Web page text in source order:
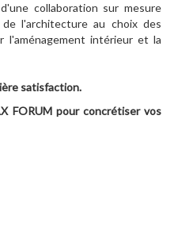
collaboration sur mesure
l'architecture au choix des
l'aménagement intérieur et la
satisfaction.
FORUM pour concrétiser vos